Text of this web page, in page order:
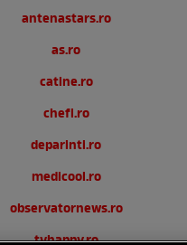
antenastars.ro
as.ro
catine.ro
chefi.ro
deparinti.ro
medicool.ro
observatornews.ro